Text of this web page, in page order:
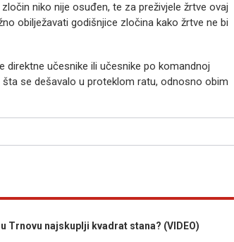
niko nije osuđen, te za preživjele žrtve ovaj
obilježavati godišnjice zločina kako žrtve ne bi
direktne učesnike ili učesnike po komandnoj
se dešavalo u proteklom ratu, odnosno obim
Trnovu najskuplji kvadrat stana? (VIDEO)